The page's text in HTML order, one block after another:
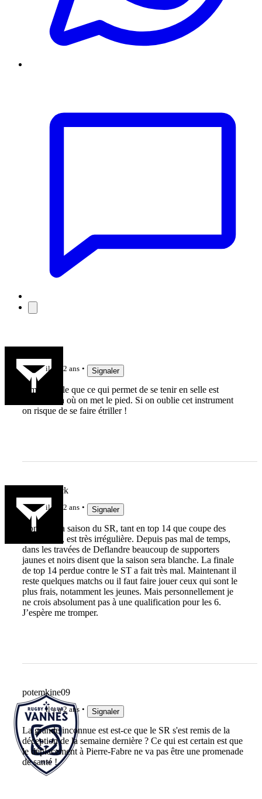
il y a 2 ans Signaler
Il me semble que ce qui permet de se tenir en selle est
"l'étrier", là où on met le pied. Si on oublie cet instrument
on risque de se faire étriller !
Yellowblack
il y a 2 ans Signaler
Bonjour La saison du SR, tant en top 14 que coupe des
champions, est très irrégulière. Depuis pas mal de temps,
dans les travées de Deflandre beaucoup de supporters
jaunes et noirs disent que la saison sera blanche. La finale
de top 14 perdue contre le ST a fait très mal. Maintenant il
reste quelques matchs ou il faut faire jouer ceux qui sont le
plus frais, notamment les jeunes. Mais personnellement je
ne crois absolument pas à une qualification pour les 6.
J’espère me tromper.
potemkine09
il y a 2 ans Signaler
La grande inconnue est est-ce que le SR s'est remis de la
déception de la semaine dernière ? Ce qui est certain est que
le déplacement à Pierre-Fabre ne va pas être une promenade
de santé !